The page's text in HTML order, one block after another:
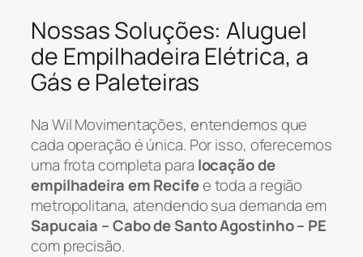
Nossas Soluções: Aluguel
de Empilhadeira Elétrica, a
Gás e Paleteiras
Na Wil Movimentações, entendemos que
cada operação é única. Por isso, oferecemos
uma frota completa para locação de
empilhadeira em Recifee toda a região
metropolitana, atendendo sua demanda em
Sapucaia – Cabo de Santo Agostinho – PE
com precisão.